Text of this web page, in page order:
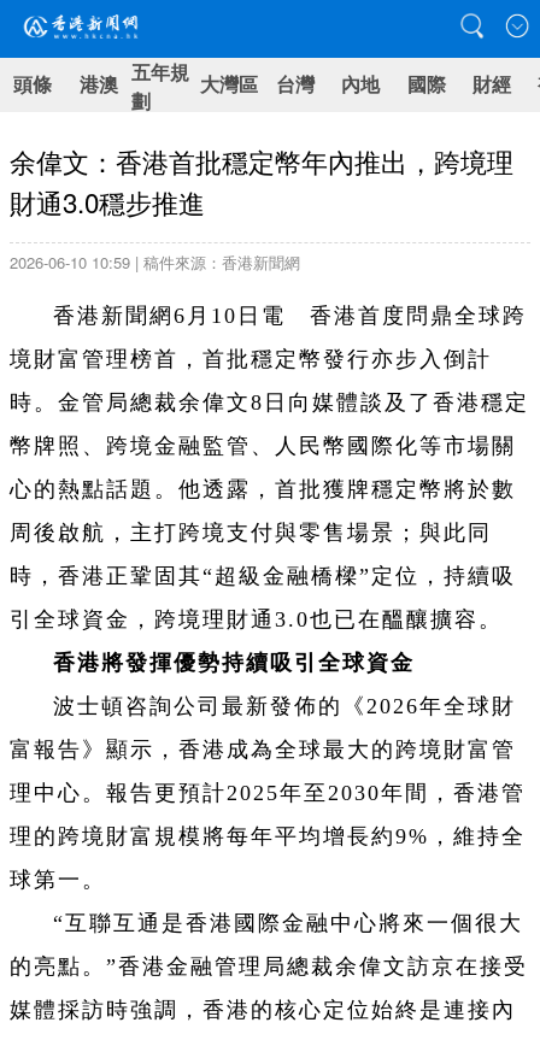
頭條 港澳 五年規
劃
大灣區 台灣 內地 國際 財經
余偉文：香港首批穩定幣年內推出，跨境理
財通3.0穩步推進
2026-06-10 10:59 | 稿件來源：香港新聞網
香港新聞網6月10日電 香港首度問鼎全球跨
境財富管理榜首，首批穩定幣發行亦步入倒計
時。金管局總裁余偉文8日向媒體談及了香港穩定
幣牌照、跨境金融監管、人民幣國際化等市場關
心的熱點話題。他透露，首批獲牌穩定幣將於數
周後啟航，主打跨境支付與零售場景；與此同
時，香港正鞏固其“超級金融橋樑”定位，持續吸
引全球資金，跨境理財通3.0也已在醞釀擴容。
香港將發揮優勢持續吸引全球資金
波士頓咨詢公司最新發佈的《2026年全球財
富報告》顯示，香港成為全球最大的跨境財富管
理中心。報告更預計2025年至2030年間，香港管
理的跨境財富規模將每年平均增長約9%，維持全
球第一。
“互聯互通是香港國際金融中心將來一個很大
的亮點。”香港金融管理局總裁余偉文訪京在接受
媒體採訪時強調，香港的核心定位始終是連接內